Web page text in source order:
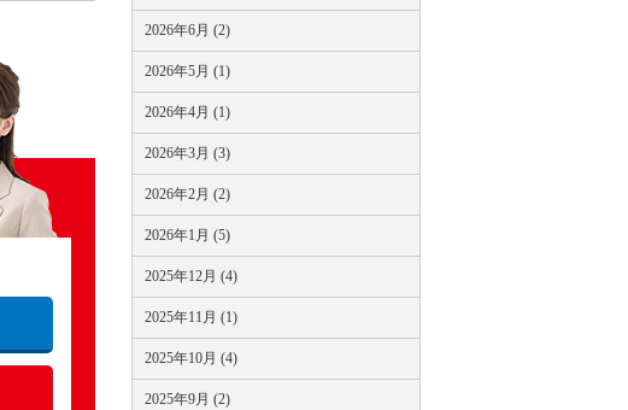
2026年6月 (2)
2026年5月 (1)
2026年4月 (1)
2026年3月 (3)
2026年2月 (2)
2026年1月 (5)
2025年12月 (4)
2025年11月 (1)
2025年10月 (4)
2025年9月 (2)